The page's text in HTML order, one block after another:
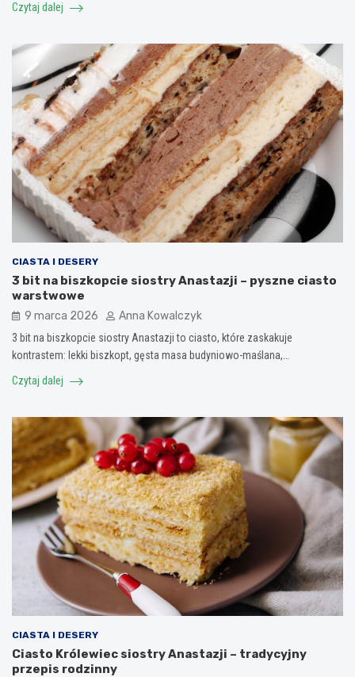
Czytaj dalej
CIASTA I DESERY
3 bit na biszkopcie siostry Anastazji – pyszne ciasto
warstwowe
9 marca 2026 Anna Kowalczyk
3 bit na biszkopcie siostry Anastazji to ciasto, które zaskakuje
kontrastem: lekki biszkopt, gęsta masa budyniowo-maślana,…
Czytaj dalej
CIASTA I DESERY
Ciasto Królewiec siostry Anastazji – tradycyjny
przepis rodzinny